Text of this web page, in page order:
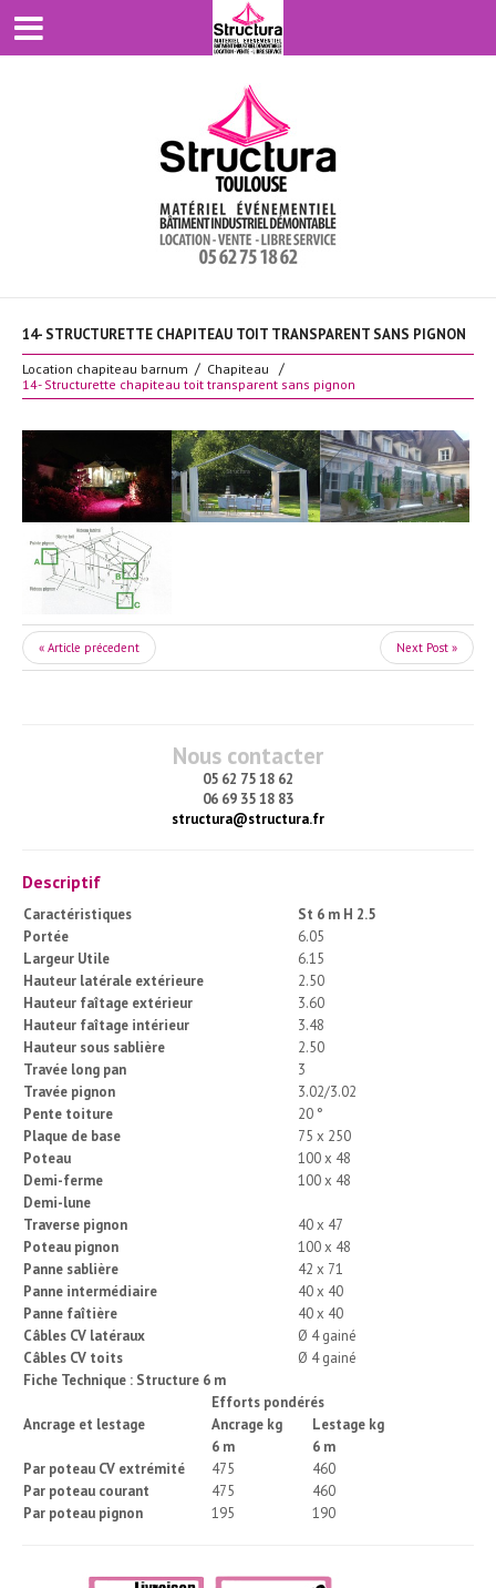
14- STRUCTURETTE CHAPITEAU TOIT TRANSPARENT SANS PIGNON
Location chapiteau barnum
Chapiteau
14- Structurette chapiteau toit transparent sans pignon
« Article précedent Next Post »
Nous contacter
05 62 75 18 62
06 69 35 18 83
structura@structura.fr
Descriptif
Caractéristiques St 6 m H 2.5
Portée
6.05
Largeur Utile
6.15
Hauteur latérale extérieure
2.50
Hauteur faîtage extérieur
3.60
Hauteur faîtage intérieur
3.48
Hauteur sous sablière
2.50
Travée long pan
3
Travée pignon
3.02/3.02
Pente toiture
20 °
Plaque de base
75 x 250
Poteau
100 x 48
Demi-ferme
100 x 48
Demi-lune
Traverse pignon
40 x 47
Poteau pignon
100 x 48
Panne sablière
42 x 71
Panne intermédiaire
40 x 40
Panne faîtière
40 x 40
Câbles CV latéraux
Ø 4 gainé
Câbles CV toits
Ø 4 gainé
Fiche Technique : Structure 6 m
Ancrage et lestage
Efforts pondérés
Ancrage kg
Lestage kg
6 m
6 m
Par poteau CV extrémité
475
460
Par poteau courant
475
460
Par poteau pignon
195 190